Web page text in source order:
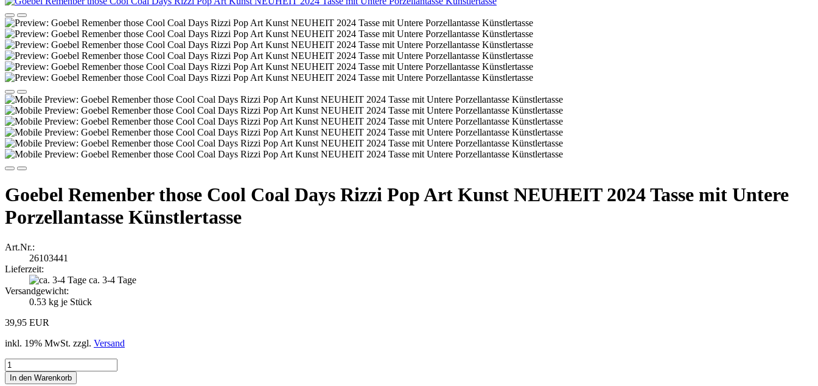
Goebel Remenber those Cool Coal Days Rizzi Pop Art Kunst NEUHEIT 2024 Tasse mit Untere
Porzellantasse Künstlertasse
Art.Nr.:
26103441
Lieferzeit:
ca. 3-4 Tage
Versandgewicht:
0.53 kg je Stück
39,95 EUR
inkl. 19% MwSt. zzgl. Versand